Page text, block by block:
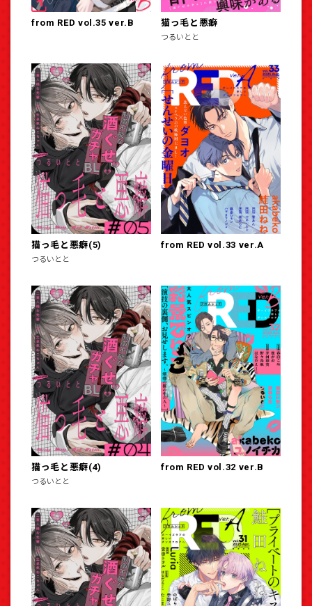
from RED vol.35 ver.B 猫っ毛と悪癖
つるいとと
猫っ毛と悪癖(5)
つるいとと
from RED vol.33 ver.A
猫っ毛と悪癖(4)
つるいとと
from RED vol.32 ver.B